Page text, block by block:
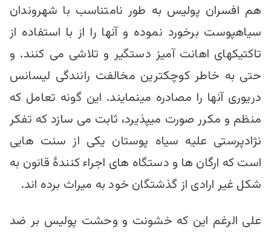
هم افسران پولیس به طور نامتناسب با شهروندان
سیاهپوست برخورد نموده و آنها را از با استفاده از
تاکتیکهای اهانت آمیز دستگیر و تلاشی می کنند. و
حتی به خاطر کوچکترین مخالفت رانندگی لیسانس
دریوری آنها را مصادره مینمایند. این گونه تعامل که
منظم و مکرر صورت میپذیرد، ثابت می سازد که تفکر
نژادپرستی علیه سیاه پوستان یکی از سنت هایی
است که ارگان ها و دستگاه های اجراء کنندۀ قانون به
شکل غیر ارادی از گذشتگان خود به میراث برده اند.
علی الرغم این که خشونت و وحشت پولیس بر ضد